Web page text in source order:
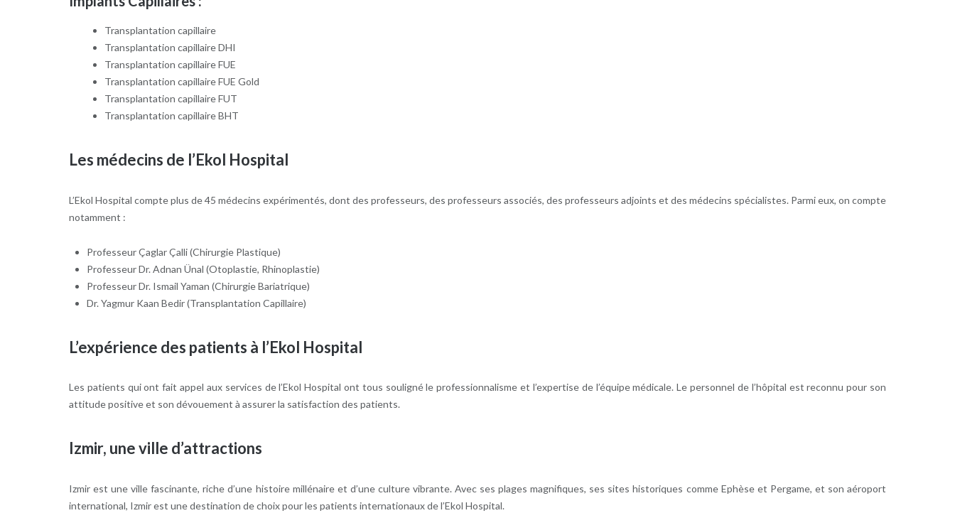
Transplantation capillaire
Transplantation capillaire DHI
Transplantation capillaire FUE
Transplantation capillaire FUE Gold
Transplantation capillaire FUT
Transplantation capillaire BHT
Les médecins de l’Ekol Hospital
L’Ekol Hospital compte plus de 45 médecins expérimentés, dont des professeurs, des professeurs associés, des professeurs adjoints et des médecins spécialistes. Parmi eux, on compte
notamment :
Professeur Çaglar Çalli (Chirurgie Plastique)
Professeur Dr. Adnan Ünal (Otoplastie, Rhinoplastie)
Professeur Dr. Ismail Yaman (Chirurgie Bariatrique)
Dr. Yagmur Kaan Bedir (Transplantation Capillaire)
L’expérience des patients à l’Ekol Hospital
Les patients qui ont fait appel aux services de l’Ekol Hospital ont tous souligné le professionnalisme et l’expertise de l’équipe médicale. Le personnel de l’hôpital est reconnu pour son
attitude positive et son dévouement à assurer la satisfaction des patients.
Izmir, une ville d’attractions
Izmir est une ville fascinante, riche d’une histoire millénaire et d’une culture vibrante. Avec ses plages magnifiques, ses sites historiques comme Ephèse et Pergame, et son aéroport
international, Izmir est une destination de choix pour les patients internationaux de l’Ekol Hospital.